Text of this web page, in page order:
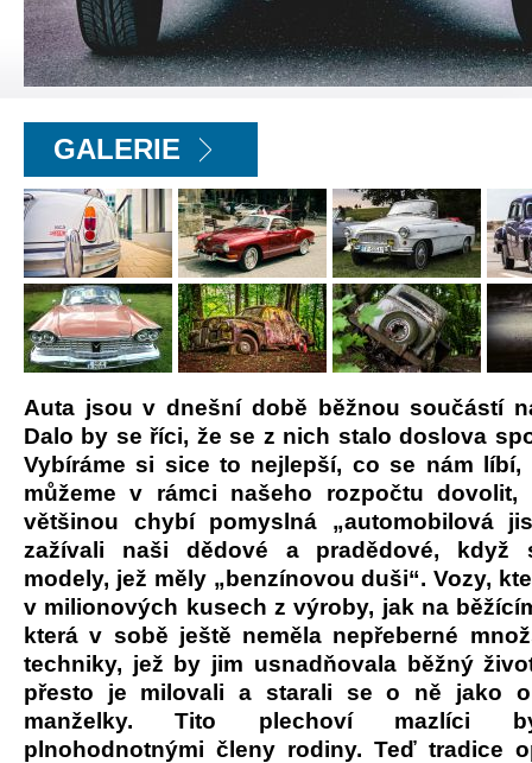
GALERIE
Auta jsou v dnešní době běžnou součástí
Dalo by se říci, že se z nich stalo doslova
Vybíráme si sice to nejlepší, co se nám líbí,
můžeme v rámci našeho rozpočtu dovolit,
většinou chybí pomyslná „automobilová
zažívali naši dědové a pradědové, když
modely, jež měly „benzínovou duši“. Vozy,
v milionových kusech z výroby, jak na
která v sobě ještě neměla nepřeberné
techniky, jež by jim usnadňovala běžný
přesto je milovali a starali se o ně jako
manželky. Tito plechoví mazlíci
plnohodnotnými členy rodiny. Teď tradice